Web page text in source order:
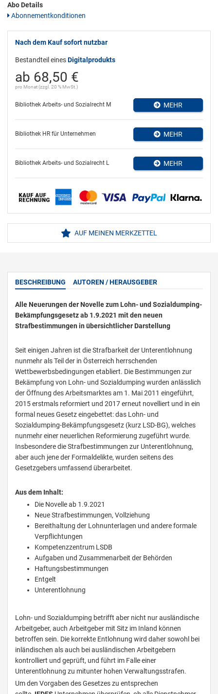
Abo Details
Abonnementkonditionen
Nach dem Kauf sofort nutzbar
Bestandteil einesDigitalprodukts
ab 68,50 €
pro Monat (zzgl. 20 % MwSt.)
Bibliothek Arbeits- und Sozialrecht M MEHR
Bibliothek HR für Unternehmen MEHR
Bibliothek Arbeits- und Sozialrecht L MEHR
AUF MEINEN MERKZETTEL
BESCHREIBUNG AUTOREN / HERAUSGEBER
Alle Neuerungen der Novelle zum Lohn- und Sozialdumping-
Bekämpfungsgesetz ab 1.9.2021 mit den neuen
Strafbestimmungen in übersichtlicher Darstellung
Seit einigen Jahren ist die Strafbarkeit der Unterentlohnung
nunmehr als Teil der in Österreich herrschenden
Wettbewerbsbedingungen etabliert. Die Bestimmungen zur
Bekämpfung von Lohn- und Sozialdumping wurden anlässlich
der Öffnung des Arbeitsmarktes am 1. Mai 2011 eingeführt,
2015 erstmals reformiert und 2017 erneut novelliert und in ein
formal neues Gesetz eingebettet: das Lohn- und
Sozialdumping-Bekämpfungsgesetz (kurz LSD-BG), welches
nunmehr einer neuerlichen Reformierung zugeführt wurde.
Insbesondere die Strafbestimmungen zur Unterentlohnung,
aber auch jene der Formaldelikte, wurden seitens des
Gesetzgebers umfassend überarbeitet.
Aus dem Inhalt:
Die Novelle ab 1.9.2021
Neue Strafbestimmungen, Vollziehung
Bereithaltung der Lohnunterlagen und andere formale
Verpflichtungen
Kompetenzzentrum LSDB
Aufgaben und Zusammenarbeit der Behörden
Haftungsbestimmungen
Entgelt
Unterentlohnung
Lohn- und Sozialdumping betrifft aber nicht nur ausländische
Arbeitgeber, auch Arbeitgeber mit Sitz im Inland können
betroffen sein. Die korrekte Entlohnung wird daher sowohl bei
inländischen als auch bei ausländischen Arbeitgebern
kontrolliert und geprüft, und führt im Falle einer
Unterentlohnung zu mitunter hohen Verwaltungsstrafen.
Um den Vorgaben des Gesetzes zu entsprechen